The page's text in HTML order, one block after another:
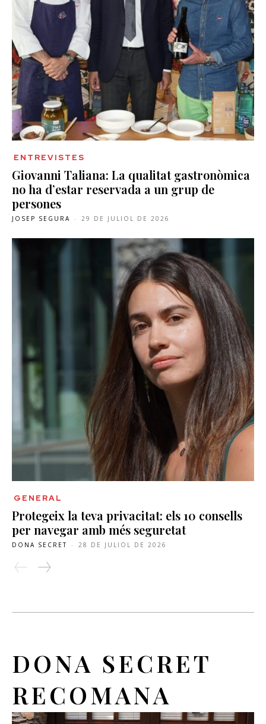
ENTREVISTES
Giovanni Taliana: La qualitat gastronòmica
no ha d’estar reservada a un grup de
persones
JOSEP SEGURA - 29 DE JULIOL DE 2026
GENERAL
Protegeix la teva privacitat: els 10 consells
per navegar amb més seguretat
DONA SECRET - 28 DE JULIOL DE 2026
DONA SECRET
RECOMANA